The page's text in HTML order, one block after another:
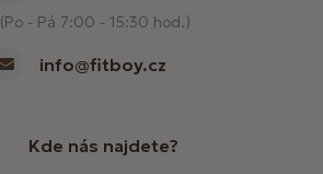
(Po - Pá 7:00 - 15:30 hod.)
info@fitboy.cz
Kde nás najdete?